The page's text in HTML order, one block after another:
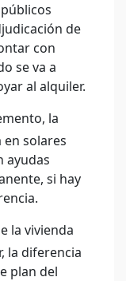
de
con
se va a
al alquiler.
la
solares
ayudas
si hay
la vivienda
la diferencia
plan del